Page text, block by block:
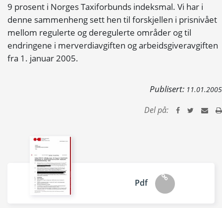
9 prosent i Norges Taxiforbunds indeksmal. Vi har i
denne sammenheng sett hen til forskjellen i prisnivået
mellom regulerte og deregulerte områder og til
endringene i merverdiavgiften og arbeidsgiveravgiften
fra 1. januar 2005.
Publisert: 11.01.2005
Del på:
Pdf